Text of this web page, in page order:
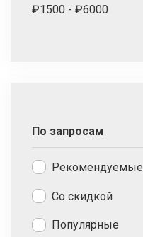
₽1500 - ₽6000
По запросам
Рекомендуемые
Со скидкой
Популярные